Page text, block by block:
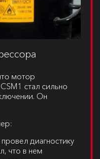
мотор
стал сильно
Он
диагностику
что в нем